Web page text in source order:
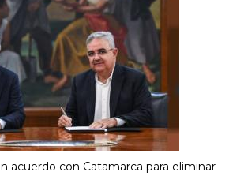
acuerdo con Catamarca para eliminar